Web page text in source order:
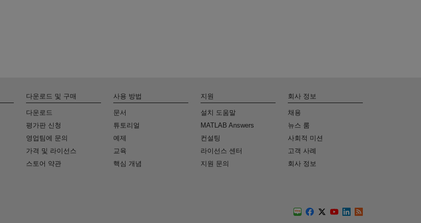
다운로드 및 구매
다운로드
평가판 신청
영업팀에 문의
가격 및 라이선스
스토어 약관
사용 방법
문서
튜토리얼
예제
교육
핵심 개념
지원
설치 도움말
MATLAB Answers
컨설팅
라이선스 센터
지원 문의
회사 정보
채용
뉴스 룸
사회적 미션
고객 사례
회사 정보